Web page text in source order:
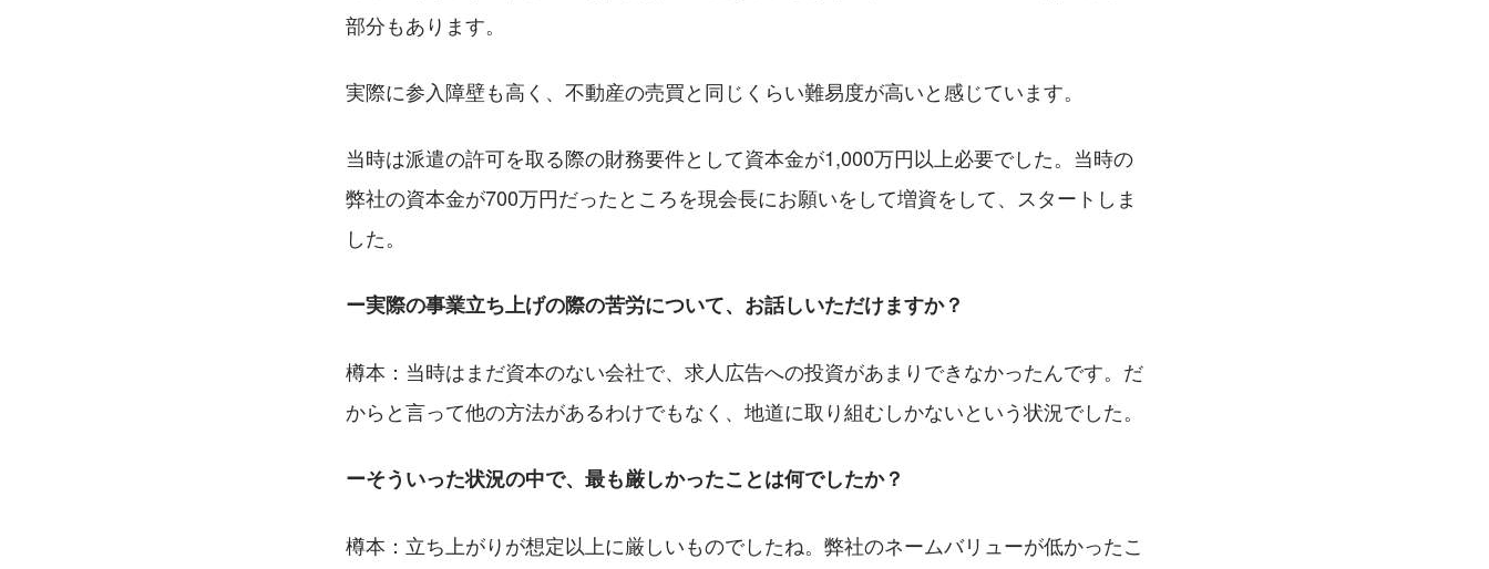
部分もあります。
実際に参入障壁も高く、不動産の売買と同じくらい難易度が高いと感じています。
当時は派遣の許可を取る際の財務要件として資本金が1,000万円以上必要でした。当時の
弊社の資本金が700万円だったところを現会長にお願いをして増資をして、スタートしま
した。
ー実際の事業立ち上げの際の苦労について、お話しいただけますか？
樽本：当時はまだ資本のない会社で、求人広告への投資があまりできなかったんです。だ
からと言って他の方法があるわけでもなく、地道に取り組むしかないという状況でした。
ーそういった状況の中で、最も厳しかったことは何でしたか？
樽本：立ち上がりが想定以上に厳しいものでしたね。弊社のネームバリューが低かったこ